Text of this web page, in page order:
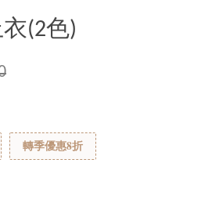
(2色)
轉季優惠8折